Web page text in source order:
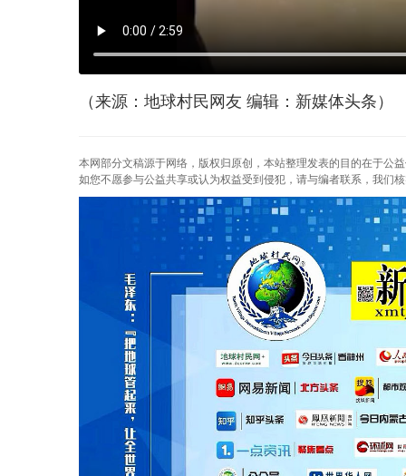
（来源：地球村民网友 编辑：新媒体头条）
本网部分文稿源于网络，版权归原创，本站整理发表的目的在于公
如您不愿参与公益共享或认为权益受到侵犯，请与编者联系，我们